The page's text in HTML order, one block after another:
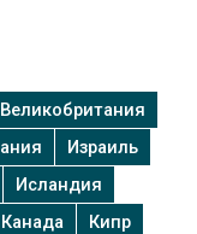
Великобритания
Израиль
Исландия
Канада
Кипр